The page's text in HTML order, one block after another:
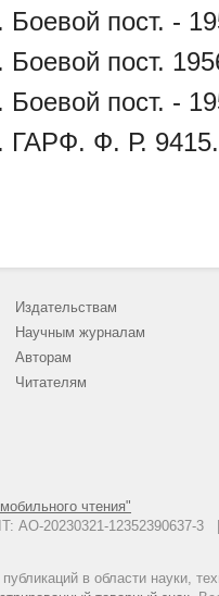
Боевой пост. -
Боевой пост.
Боевой пост. -
ГАРФ. Ф. Р.
чтения"
IT: АО-20230321-
в области науки,
Издательствам
Научным журналам
Авторам
Читателям